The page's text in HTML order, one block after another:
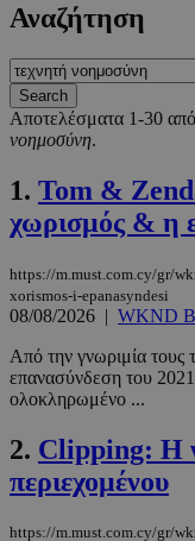
Αναζήτηση
Αποτελέσματα 1-30
νοημοσύνη.
1. Tom &
χωρισμός & η
https://m.must.com.cy/gr/
xorismos-i-epanasyndesi
08/08/2026 | WKND
Από την γνωριμία τους
επανασύνδεση του
ολοκληρωμένο ...
2. Clipping: Η
περιεχομένου
https://m.must.com.cy/gr/